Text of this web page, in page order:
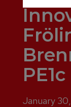
January